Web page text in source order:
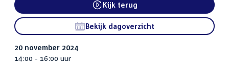
Kijk terug
Bekijk dagoverzicht
20 november 2024
14:00 - 16:00 uur